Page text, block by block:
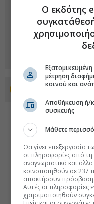
Προσθέστε το
Ο εκδότης
μέτρηση
κοινού και
Αποθήκευση ή/
συσκευής
Μάθετε
Θα γίνει επεξεργασία
οι πληροφορίες από
αναγνωριστικά και
κοινοποιηθούν σε 237
αποκτήσουν πρόσβαση
Αυτές οι πληροφορίες
χρησιμοποιηθούν